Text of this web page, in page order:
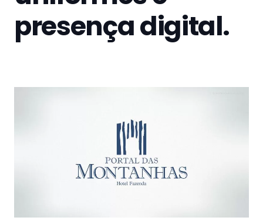
presença digital.